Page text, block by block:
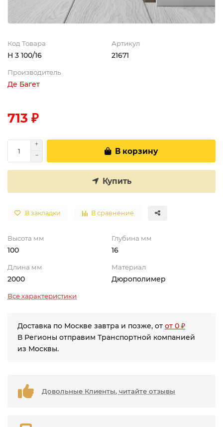
Код Товара
Н 3 100/16
Артикул
21671
Производитель
Де Багет
713 ₽
В корзину
Купить
В закладки В сравнение
Высота мм
100
Глубина мм
16
Длина мм
2000
Материал
Дюрополимер
Все характеристики
Доставка по Москве завтра и позже, от от 0 ₽
В Регионы отправим Транспортной компанией
из Москвы.
Довольные Клиенты, читайте отзывы